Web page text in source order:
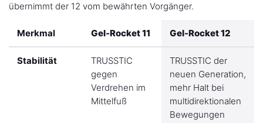
übernimmt der 12 vom bewährten Vorgänger.
Merkmal Gel-Rocket 11 Gel-Rocket 12
Stabilität
TRUSSTIC
gegen
Verdrehen im
Mittelfuß
TRUSSTIC der
neuen Generation,
mehr Halt bei
multidirektionalen
Bewegungen